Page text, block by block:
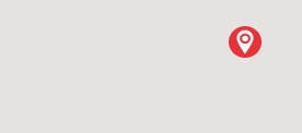
FILM
LOCATION